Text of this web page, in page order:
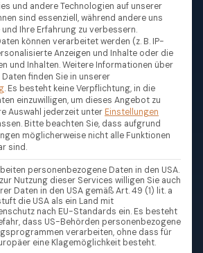
und andere Technologien auf unserer
sind essenziell, während andere uns
Ihre Erfahrung zu verbessern.
können verarbeitet werden (z. B. IP-
Anzeigen und Inhalte oder die
und Inhalten.Weitere Informationen über
finden Sie in unserer
. Es besteht keine Verpflichtung, in die
einzuwilligen, um dieses Angebot zu
Auswahl jederzeit unter Einstellungen
Bitte beachten Sie, dass aufgrund
möglicherweise nicht alle Funktionen
sind.
personenbezogene Daten in den USA.
Nutzung dieser Services willigen Sie auch
Daten in den USA gemäß Art. 49 (1) lit. a
die USA als ein Land mit
nach EU-Standards ein. Es besteht
dass US-Behörden personenbezogene
verarbeiten, ohne dass für
eine Klagemöglichkeit besteht.